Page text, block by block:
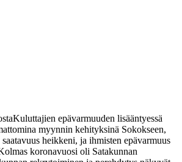
Kuluttajien epävarmuuden lisääntyessä
myynnin kehityksinä Sokokseen,
heikkeni, ja ihmisten epävarmuus
koronavuosi oli Satakunnan